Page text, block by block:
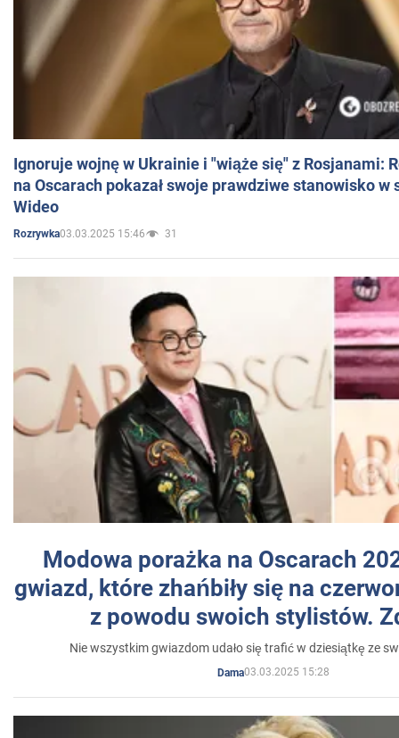
Ignoruje wojnę w Ukrainie i "wiąże się" z Rosjanami:
na Oscarach pokazał swoje prawdziwe stanowisko w
Wideo
Rozrywka03.03.2025 15:46 31
Modowa porażka na Oscarach
gwiazd, które zhańbiły się na
z powodu swoich stylistów.
Nie wszystkim gwiazdom udało się trafić w dziesiątkę ze
Dama03.03.2025 15:28